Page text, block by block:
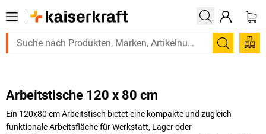
Suchen
Arbeitstische 120 x 80 cm
Ein 120x80 cm Arbeitstisch bietet eine kompakte und zugleich
funktionale Arbeitsfläche für Werkstatt, Lager oder